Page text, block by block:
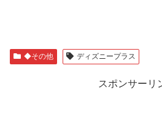
◆その他 ディズニープラス
スポンサーリ